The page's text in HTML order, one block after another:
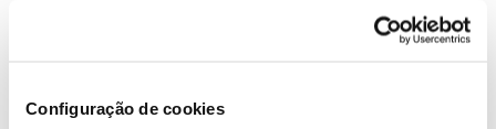
Configuração de cookies
Descarregar documento